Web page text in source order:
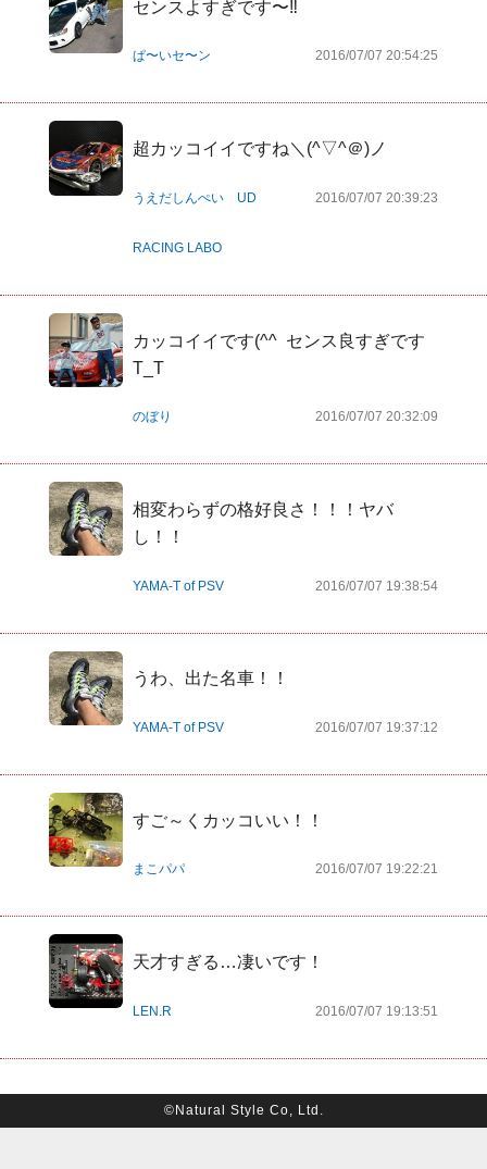
センスよすぎです〜‼️
ぱ〜いセ〜ン 2016/07/07 20:54:25
超カッコイイですね＼(^▽^＠)ノ
うえだしんぺい UD
RACING LABO
2016/07/07 20:39:23
カッコイイです(^^  センス良すぎです
T_T
のぼり 2016/07/07 20:32:09
相変わらずの格好良さ！！！ヤバ
し！！
YAMA-T of PSV 2016/07/07 19:38:54
うわ、出た名車！！
YAMA-T of PSV 2016/07/07 19:37:12
すご～くカッコいい！！
まこパパ 2016/07/07 19:22:21
天才すぎる…凄いです！
LEN.R 2016/07/07 19:13:51
©Natural Style Co, Ltd.